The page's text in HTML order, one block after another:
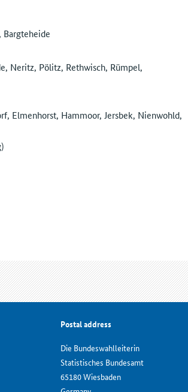
Neritz, Pölitz, Rethwisch, Rümpel,
Elmenhorst, Hammoor, Jersbek, Nienwohld,
Postal address
Die Bundeswahlleiterin
Statistisches Bundesamt
65180 Wiesbaden